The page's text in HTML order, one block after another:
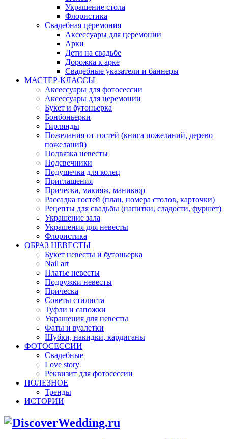
Украшение стола
Флористика
Свадебная церемония
Аксессуары для церемонии
Арки
Дети на свадьбе
Дорожка к арке
Свадебные указатели и баннеры
МАСТЕР-КЛАССЫ
Аксессуары для фотосессии
Аксессуары для церемонии
Букет и бутоньерка
Бонбоньерки
Гирлянды
Пожелания от гостей (книга пожеланий, дерево
пожеланий)
Подвязка невесты
Подсвечники
Подушечка для колец
Приглашения
Прическа, макияж, маникюр
Рассадка гостей (план, номера столов, карточки)
Рецепты для свадьбы (напитки, сладости, фуршет)
Украшение зала
Украшения для невесты
Флористика
ОБРАЗ НЕВЕСТЫ
Букет невесты и бутоньерка
Nail art
Платье невесты
Подружки невесты
Прическа
Советы стилиста
Туфли и сапожки
Украшения для невесты
Фаты и вуалетки
Шубки, накидки, кардиганы
ФОТОСЕССИИ
Свадебные
Love story
Реквизит для фотосессии
ПОЛЕЗНОЕ
Тренды
ИСТОРИИ